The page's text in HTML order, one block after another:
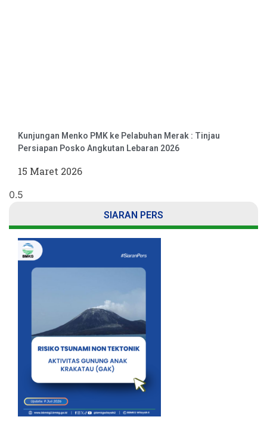
Kunjungan Menko PMK ke Pelabuhan Merak : Tinjau
Persiapan Posko Angkutan Lebaran 2026
15 Maret 2026
SIARAN PERS